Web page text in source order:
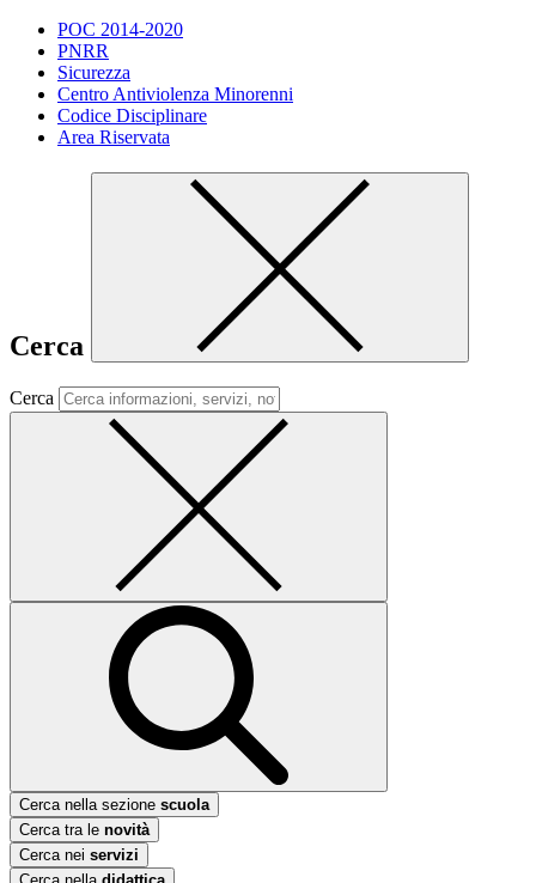
POC 2014-2020
PNRR
Sicurezza
Centro Antiviolenza Minorenni
Codice Disciplinare
Area Riservata
Cerca
Cerca
Cerca nella sezione scuola
Cerca tra le novità
Cerca nei servizi